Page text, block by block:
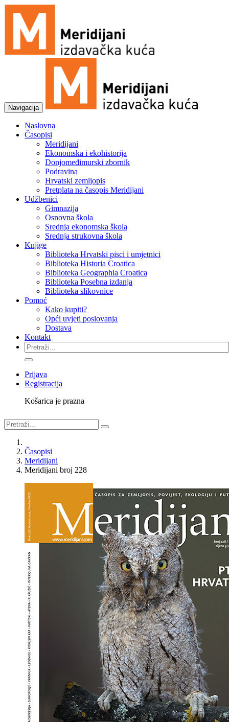
Navigacija
Naslovna
Časopisi
Meridijani
Ekonomska i ekohistorija
Donjomeđimurski zbornik
Podravina
Hrvatski zemljopis
Pretplata na časopis Meridijani
Udžbenici
Gimnazija
Osnovna škola
Srednja ekonomska škola
Srednja strukovna škola
Knjige
Biblioteka Hrvatski pisci i umjetnici
Biblioteka Historia Croatica
Biblioteka Geographia Croatica
Biblioteka Posebna izdanja
Biblioteka slikovnice
Pomoć
Kako kupiti?
Opći uvjeti poslovanja
Dostava
Kontakt
Prijava
Registracija
Košarica je prazna
Časopisi
Meridijani
Meridijani broj 228